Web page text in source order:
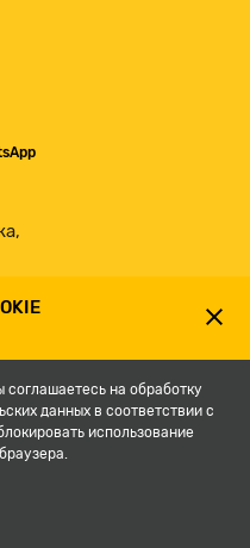
материалов СКЛАД13.РФ.
на обработку
данных в соответствии с
использование